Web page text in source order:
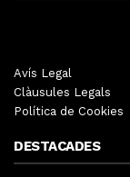
Avís Legal
Clàusules Legals
Política de Cookies
DESTACADES